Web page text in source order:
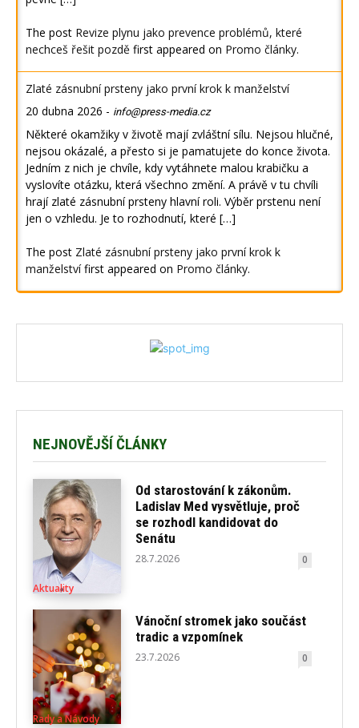
The post Revize plynu jako prevence problémů, které
nechceš řešit pozdě first appeared on Promo články.
Zlaté zásnubní prsteny jako první krok k manželství
20 dubna 2026 - info@press-media.cz
Některé okamžiky v životě mají zvláštní sílu. Nejsou hlučné,
nejsou okázalé, a přesto si je pamatujete do konce života.
Jedním z nich je chvíle, kdy vytáhnete malou krabičku a
vyslovíte otázku, která všechno změní. A právě v tu chvíli
hrají zlaté zásnubní prsteny hlavní roli. Výběr prstenu není
jen o vzhledu. Je to rozhodnutí, které […]
The post Zlaté zásnubní prsteny jako první krok k
manželstvífirst appeared on Promo články.
NEJNOVĚJŠÍ ČLÁNKY
Aktuality
Od starostování k zákonům.
Ladislav Med vysvětluje, proč
se rozhodl kandidovat do
Senátu
28.7.2026 0
Rady a Návody
Vánoční stromek jako součást
tradic a vzpomínek
23.7.2026 0